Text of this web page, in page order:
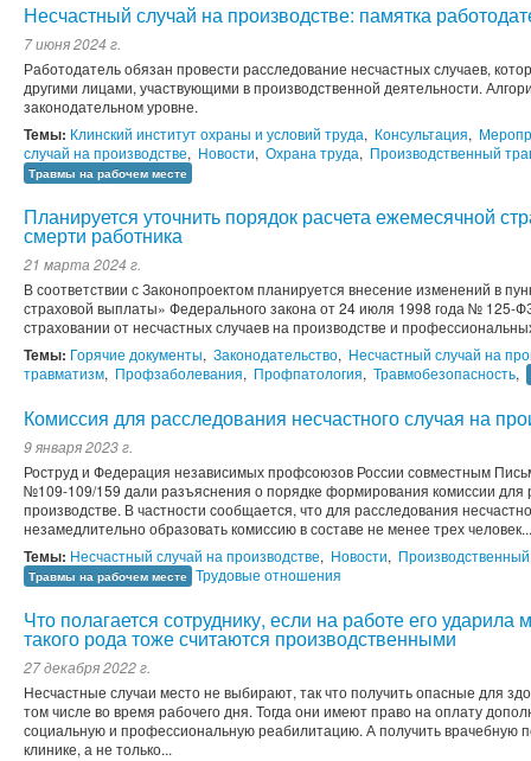
Несчастный случай на производстве: памятка
7 июня 2024 г.
Работодатель обязан провести расследование несчастных случаев,
другими лицами, участвующими в производственной деятельности.
законодательном уровне.
Темы: Клинский институт охраны и условий труда, Консультация,
случай на производстве, Новости, Охрана труда, Производственный
Травмы на рабочем месте
Планируется уточнить порядок расчета ежемесячной
смерти работника
21 марта 2024 г.
В соответствии с Законопроектом планируется внесение изменений в
страховой выплаты» Федерального закона от 24 июля 1998 года № 125-
страховании от несчастных случаев на производстве и
Темы: Горячие документы, Законодательство, Несчастный случай на
травматизм, Профзаболевания, Профпатология, Травмобезопасность,
Комиссия для расследования несчастного случая на
9 января 2023 г.
Роструд и Федерация независимых профсоюзов России совместным
№109-109/159 дали разъяснения о порядке формирования комиссии для
производстве. В частности сообщается, что для расследования
незамедлительно образовать комиссию в составе не менее трех
Темы: Несчастный случай на производстве, Новости,
Травмы на рабочем месте Трудовые отношения
Что полагается сотруднику, если на работе его
такого рода тоже считаются производственными
27 декабря 2022 г.
Несчастные случаи место не выбирают, так что получить опасные для
том числе во время рабочего дня. Тогда они имеют право на оплату
социальную и профессиональную реабилитацию. А получить врачебную
клинике, а не только...